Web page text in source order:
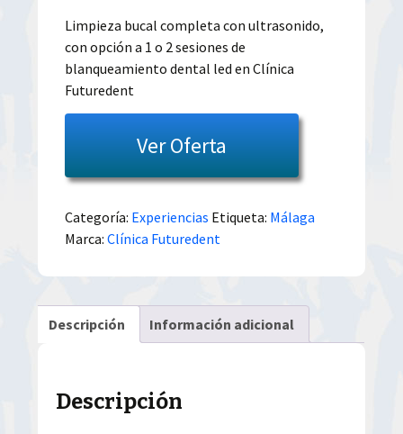
precio
original
55.00€.
precio
actual
12.99€.
Limpieza bucal completa con ultrasonido,
con opción a 1 o 2 sesiones de
blanqueamiento dental led en Clínica
Futuredent
Ver Oferta
Categoría: Experiencias Etiqueta: Málaga
Marca:Clínica Futuredent
Descripción Información adicional
Descripción